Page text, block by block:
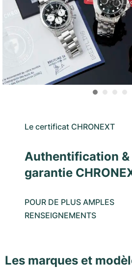
Le certificat CHRONEXT
Authentification &
garantie
POUR DE PLUS AMPLES
RENSEIGNEMENTS
Les marques et